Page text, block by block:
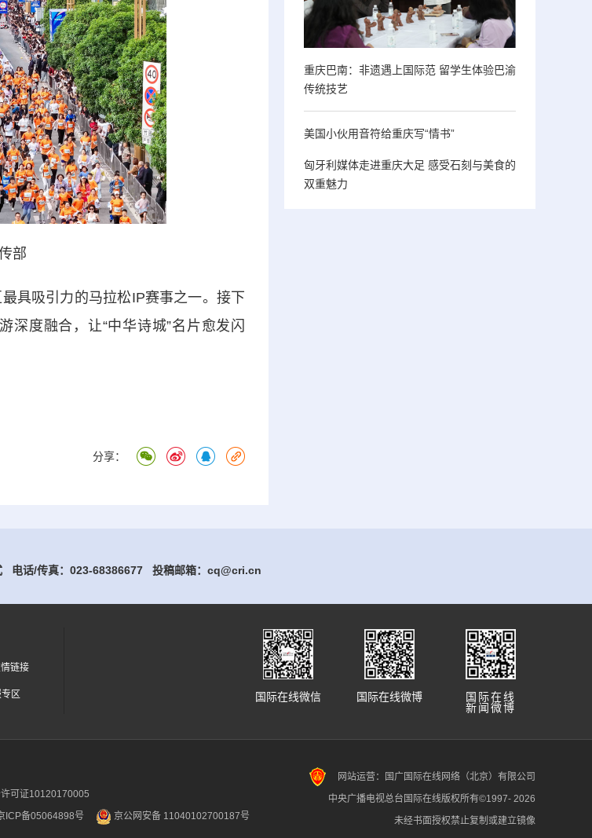
部
吸引力的马拉松IP赛事之一。接下
深度融合，让“中华诗城”名片愈发闪
分享：
重庆巴南：非遗遇上国际范 留学生体验巴渝
传统技艺
美国小伙用音符给重庆写“情书”
匈牙利媒体走进重庆大足 感受石刻与美食的
双重魅力
电话/传真：023-68386677 投稿邮箱：cq@cri.cn
链接
区
国际在线
新闻微博
国际在线微博
国际在线微信
可证10120170005
ICP备05064898号 京公网安备 11040102700187号
网站运营：国广国际在线网络（北京）有限公司
中央广播电视总台国际在线版权所有©1997- 2026
未经书面授权禁止复制或建立镜像